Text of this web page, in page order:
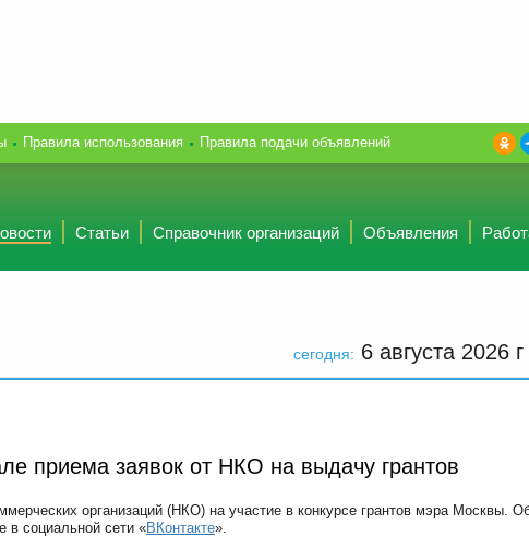
Правила использования Правила подачи объявлений
Статьи Справочник организаций Объявления
сегодня: 6 августа 2026 г
приема заявок от НКО на выдачу грантов
организаций (НКО) на участие в конкурсе грантов мэра Москвы.
в социальной сети «ВКонтакте».